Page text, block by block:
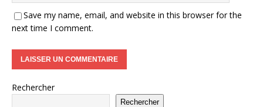
Save my name, email, and website in this browser for the
next time I comment.
Rechercher
Rechercher